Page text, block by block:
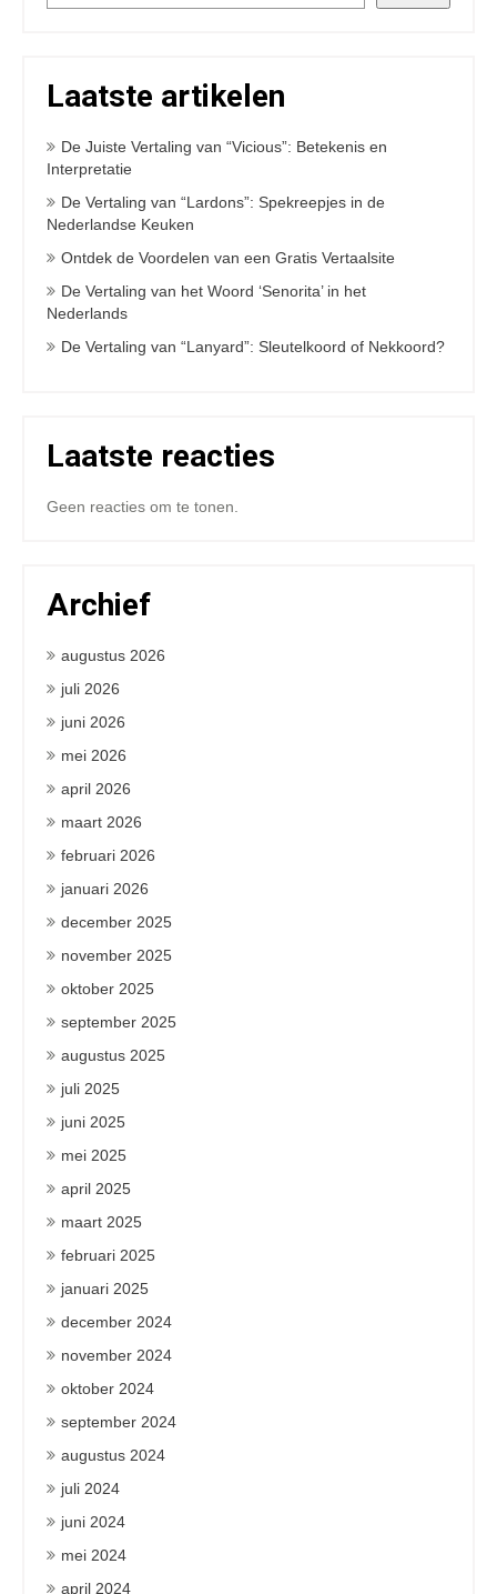
Laatste artikelen
De Juiste Vertaling van “Vicious”: Betekenis en
Interpretatie
De Vertaling van “Lardons”: Spekreepjes in de
Nederlandse Keuken
Ontdek de Voordelen van een Gratis Vertaalsite
De Vertaling van het Woord ‘Senorita’ in het
Nederlands
De Vertaling van “Lanyard”: Sleutelkoord of Nekkoord?
Laatste reacties
Geen reacties om te tonen.
Archief
augustus 2026
juli 2026
juni 2026
mei 2026
april 2026
maart 2026
februari 2026
januari 2026
december 2025
november 2025
oktober 2025
september 2025
augustus 2025
juli 2025
juni 2025
mei 2025
april 2025
maart 2025
februari 2025
januari 2025
december 2024
november 2024
oktober 2024
september 2024
augustus 2024
juli 2024
juni 2024
mei 2024
april 2024